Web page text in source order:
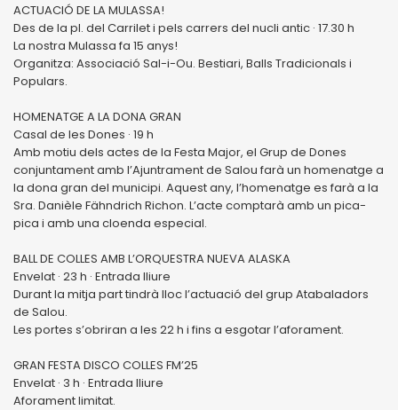
ACTUACIÓ DE LA MULASSA!
Des de la pl. del Carrilet i pels carrers del nucli antic · 17.30 h
La nostra Mulassa fa 15 anys!
Organitza: Associació Sal-i-Ou. Bestiari, Balls Tradicionals i
Populars.
HOMENATGE A LA DONA GRAN
Casal de les Dones · 19 h
Amb motiu dels actes de la Festa Major, el Grup de Dones
conjuntament amb l’Ajuntrament de Salou farà un homenatge a
la dona gran del municipi. Aquest any, l’homenatge es farà a la
Sra. Danièle Fähndrich Richon. L’acte comptarà amb un pica-
pica i amb una cloenda especial.
BALL DE COLLES AMB L’ORQUESTRA NUEVA ALASKA
Envelat · 23 h · Entrada lliure
Durant la mitja part tindrà lloc l’actuació del grup Atabaladors
de Salou.
Les portes s’obriran a les 22 h i fins a esgotar l’aforament.
GRAN FESTA DISCO COLLES FM’25
Envelat · 3 h · Entrada lliure
Aforament limitat.